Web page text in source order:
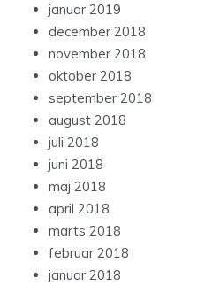
januar 2019
december 2018
november 2018
oktober 2018
september 2018
august 2018
juli 2018
juni 2018
maj 2018
april 2018
marts 2018
februar 2018
januar 2018